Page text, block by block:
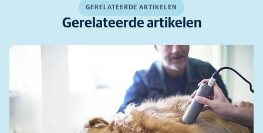
GERELATEERDE ARTIKELEN
Gerelateerde artikelen